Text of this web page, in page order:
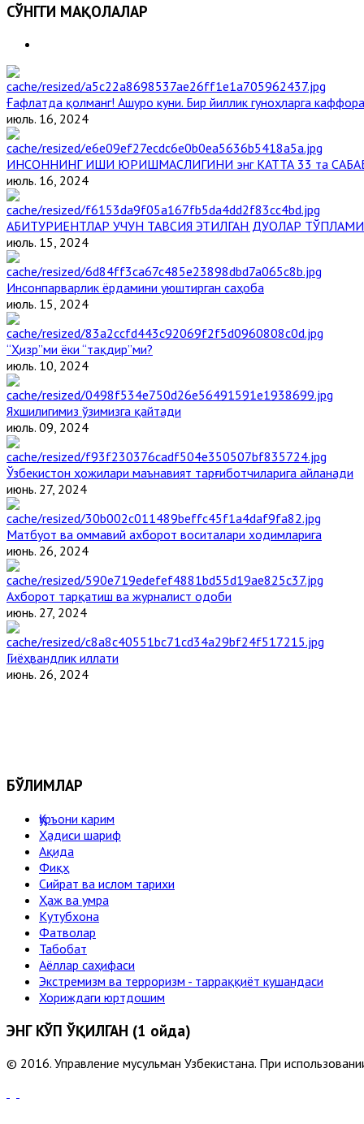
СЎНГГИ МАҚОЛАЛАР
Ғафлатда қолманг! Ашуро куни. Бир йиллик гуноҳларга
июль. 16, 2024
ИНСОННИНГ ИШИ ЮРИШМАСЛИГИНИ энг КАТТА 33 та
июль. 16, 2024
АБИТУРИЕНТЛАР УЧУН ТАВСИЯ ЭТИЛГАН ДУОЛАР ТЎПЛАМИ
июль. 15, 2024
Инсонпарварлик ёрдамини уюштирган саҳоба
июль. 15, 2024
“Ҳизр”ми ёки “тақдир”ми?
июль. 10, 2024
Яхшилигимиз ўзимизга қайтади
июль. 09, 2024
Ўзбекистон ҳожилари маънавият тарғиботчиларига айланади
июнь. 27, 2024
Матбуот ва оммавий ахборот воситалари ходимларига
июнь. 26, 2024
Ахборот тарқатиш ва журналист одоби
июнь. 27, 2024
Гиёҳвандлик иллати
июнь. 26, 2024
БЎЛИМЛАР
Қуръони карим
Ҳадиси шариф
Ақида
Фиқҳ
Сийрат ва ислом тарихи
Ҳаж ва умра
Кутубхона
Фатволар
Табобат
Аёллар саҳифаси
Экстремизм ва терроризм - тарраққиёт кушандаси
Хориждаги юртдошим
ЭНГ КЎП ЎҚИЛГАН (1 ойда)
© 2016. Управление мусульман Узбекистана. При